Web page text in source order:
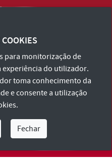
and Privacy Policy
Statement
para monitorização de
experiência do utilizador.
toma conhecimento da
e consente a utilização
Fechar